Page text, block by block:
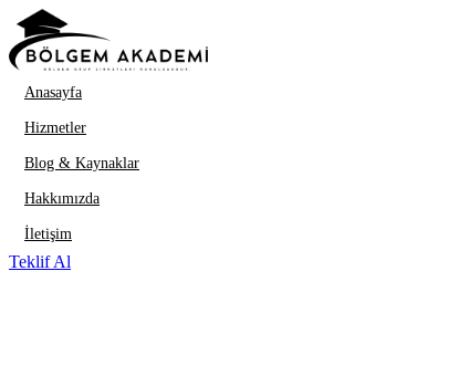
İçeriğe geç
Anasayfa
Hizmetler
Blog & Kaynaklar
Hakkımızda
İletişim
Teklif Al